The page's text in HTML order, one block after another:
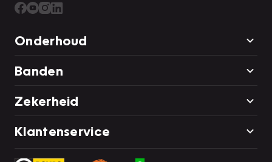
Onderhoud
Banden
Zekerheid
Klantenservice